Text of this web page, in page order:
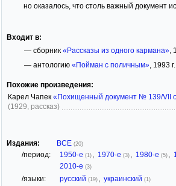
но оказалось, что столь важный документ
Входит в:
— сборник «Рассказы из одного кармана»,
— антологию «Пойман с поличным», 1993 г.
Похожие произведения:
Карел Чапек «Похищенный документ № 139/VII
(1929, рассказ)
Издания: ВСЕ (20)
/период: 1950-е (1) , 1970-е (3) , 1980-е (5) ,
2010-е (3)
/языки: русский (19) , украинский (1)